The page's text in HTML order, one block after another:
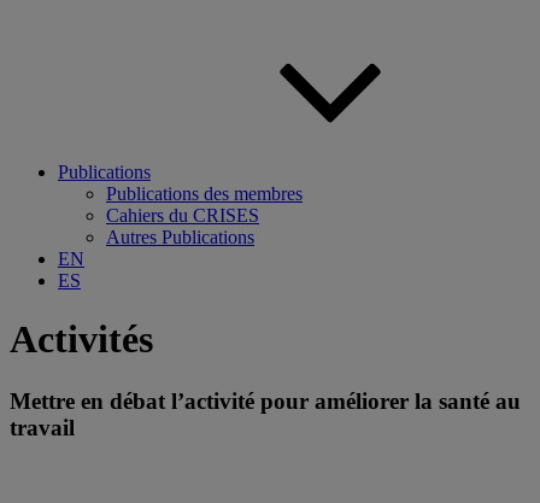
Publications
Publications des membres
Cahiers du CRISES
Autres Publications
EN
ES
Activités
Mettre en débat l’activité pour améliorer la santé au
travail